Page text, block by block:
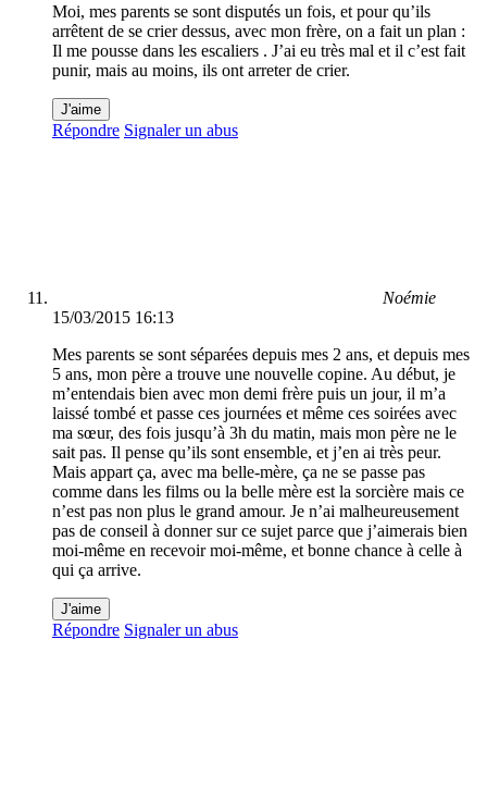
Moi, mes parents se sont disputés un fois, et pour qu’ils
arrêtent de se crier dessus, avec mon frère, on a fait un plan :
Il me pousse dans les escaliers . J’ai eu très mal et il c’est fait
punir, mais au moins, ils ont arreter de crier.
J'aime
Répondre Signaler un abus
Noémie
15/03/2015 16:13
Mes parents se sont séparées depuis mes 2 ans, et depuis mes
5 ans, mon père a trouve une nouvelle copine. Au début, je
m’entendais bien avec mon demi frère puis un jour, il m’a
laissé tombé et passe ces journées et même ces soirées avec
ma sœur, des fois jusqu’à 3h du matin, mais mon père ne le
sait pas. Il pense qu’ils sont ensemble, et j’en ai très peur.
Mais appart ça, avec ma belle-mère, ça ne se passe pas
comme dans les films ou la belle mère est la sorcière mais ce
n’est pas non plus le grand amour. Je n’ai malheureusement
pas de conseil à donner sur ce sujet parce que j’aimerais bien
moi-même en recevoir moi-même, et bonne chance à celle à
qui ça arrive.
J'aime
Répondre Signaler un abus